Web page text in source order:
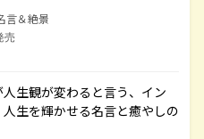
言＆絶景
売
生観が変わると言う、イン
生を輝かせる名言と癒やしの